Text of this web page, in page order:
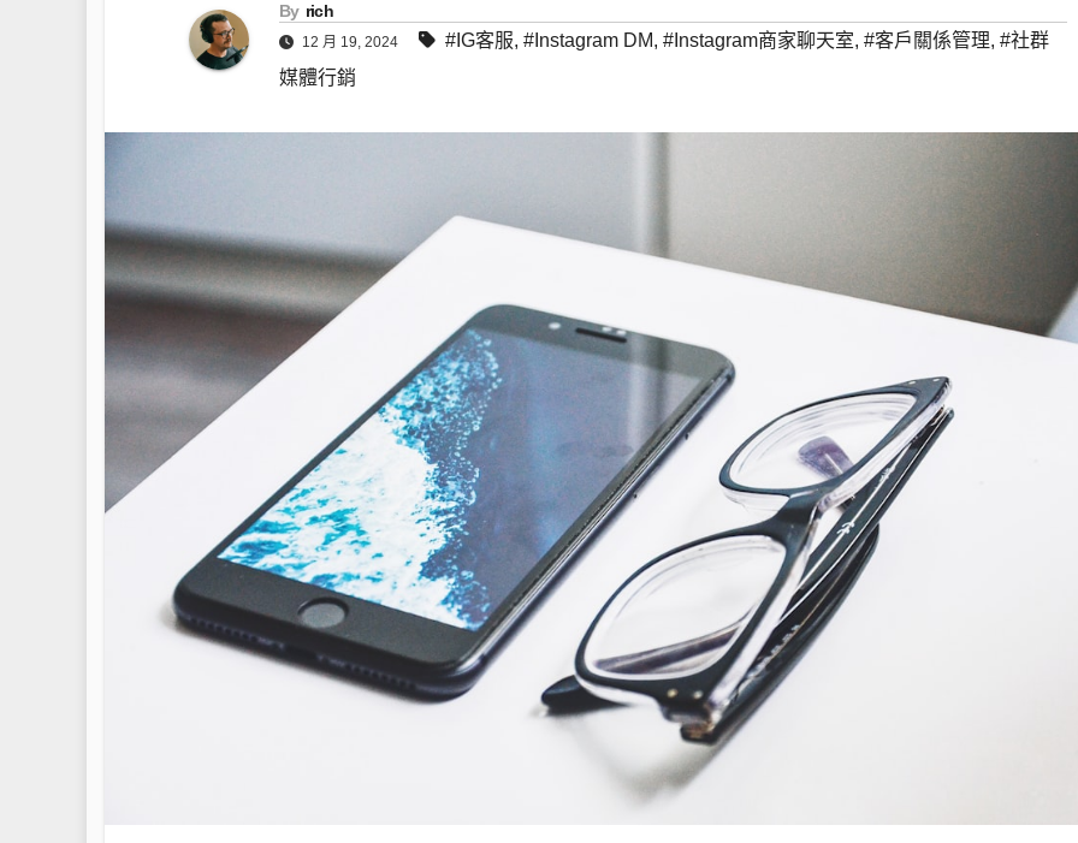
By rich
12 月 19, 2024 #IG客服, #Instagram DM, #Instagram商家聊天室, #客戶關係管理, #社群
媒體行銷